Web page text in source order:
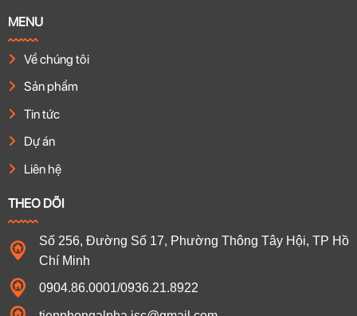
MENU
Về chúng tôi
Sản phẩm
Tin tức
Dự án
Liên hệ
THEO DÕI
Số 256, Đường Số 17, Phường Thông Tây Hội, TP Hồ
Chí Minh
0904.86.0001/0936.21.8922